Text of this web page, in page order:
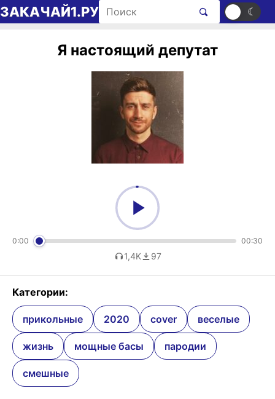
Перейти к содержимому
ЗАКАЧАЙ1.РУ Поиск рингтонов ☀ ☾
Я настоящий депутат
0:00 00:30
1,4K 97
Категории:
прикольные 2020 cover веселые
жизнь мощные басы пародии
смешные